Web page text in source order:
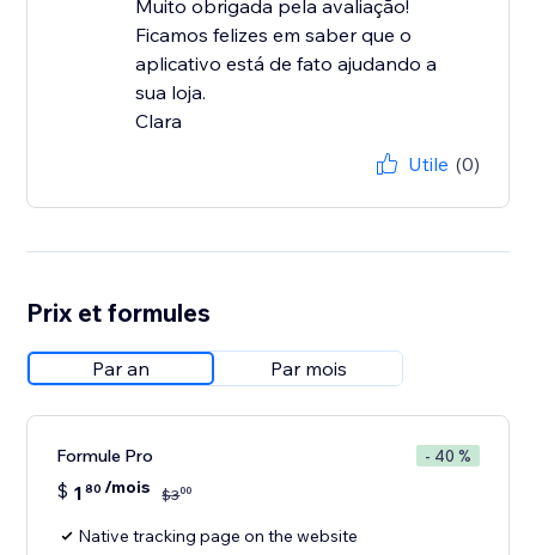
Muito obrigada pela avaliação!
Ficamos felizes em saber que o
aplicativo está de fato ajudando a
sua loja.
Clara
Utile (0)
Prix et formules
Par an Par mois
Formule Pro - 40 %
$ 1 80 /mois $300
Native tracking page on the website